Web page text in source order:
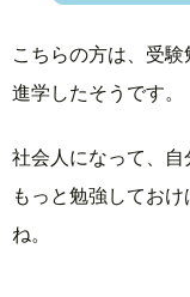
こちらの方は、受
進学したそうです。
社会人になって、
もっと勉強してお
ね。